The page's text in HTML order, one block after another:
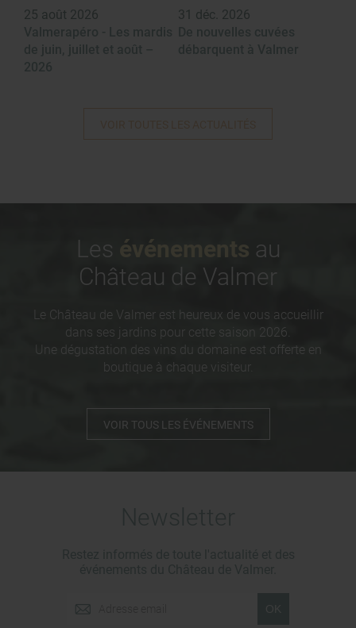
25 août 2026
31 déc. 2026
Les événements au
Château de Valmer
Le Château de Valmer est heureux de vous accueillir
dans ses jardins pour cette saison 2026.
Une dégustation des vins du domaine est offerte en
boutique à chaque visiteur.
VOIR TOUS LES ÉVÉNEMENTS